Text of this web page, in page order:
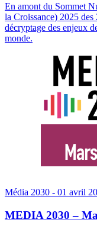
En amont du Sommet
la Croissance) 2025
décryptage des enjeux
monde.
Média 2030 - 01 avril
MEDIA 2030 –